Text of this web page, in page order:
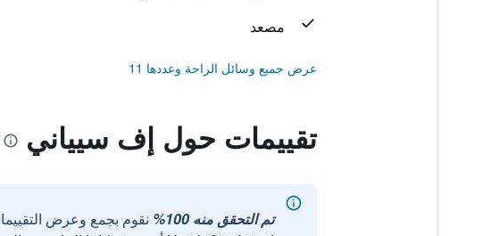
مصعد
عرض جميع وسائل الراحة وعددها 11
تقييمات حول إف سيياني
تم التحقق منه 100%
نقوم بجمع وعرض